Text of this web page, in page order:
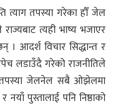
त्याग तपस्या गरेका हौँ जेल
त्यही भाष्य भजाएर
। आदर्श विचार सिद्धान्त र
लडाउँदै गरेको राजनीतिले
तपस्या जेलनेल सबै ओझेलमा
नयाँ पुस्तालाई पनि निष्ठाको